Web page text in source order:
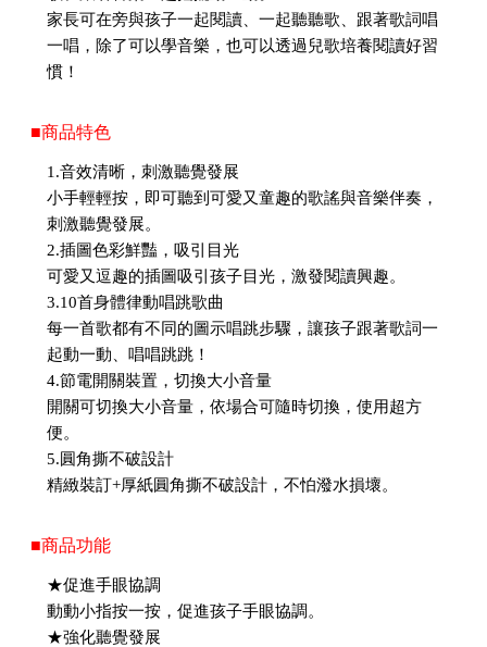
家長可在旁與孩子一起閱讀、一起聽聽歌、跟著歌詞唱
一唱，除了可以學音樂，也可以透過兒歌培養閱讀好習
慣！
■商品特色
1.音效清晰，刺激聽覺發展
小手輕輕按，即可聽到可愛又童趣的歌謠與音樂伴奏，
刺激聽覺發展。
2.插圖色彩鮮豔，吸引目光
可愛又逗趣的插圖吸引孩子目光，激發閱讀興趣。
3.10首身體律動唱跳歌曲
每一首歌都有不同的圖示唱跳步驟，讓孩子跟著歌詞一
起動一動、唱唱跳跳！
4.節電開關裝置，切換大小音量
開關可切換大小音量，依場合可隨時切換，使用超方
便。
5.圓角撕不破設計
精緻裝訂+厚紙圓角撕不破設計，不怕潑水損壞。
■商品功能
★促進手眼協調
動動小指按一按，促進孩子手眼協調。
★強化聽覺發展